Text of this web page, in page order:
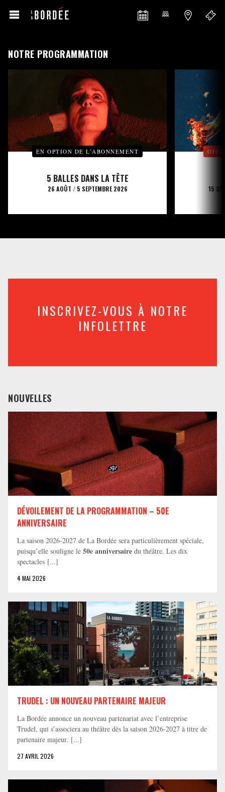
NOTRE PROGRAMMATION
EN OPTION DE L’ABONNEMENT
5 BALLES DANS LA TÊTE
26 AOÛT /5 SEPTEMBRE 2026 15
INSCRIVEZ-VOUS À NOTRE
INFOLETTRE
NOUVELLES
DÉVOILEMENT DE LA PROGRAMMATION – 50E
ANNIVERSAIRE
La saison 2026-2027 de La Bordée sera particulièrement spéciale,
puisqu’elle souligne le 50e anniversaire du théâtre. Les dix
spectacles [...]
4 MAI 2026
TRUDEL : UN NOUVEAU PARTENAIRE MAJEUR
La Bordée annonce un nouveau partenariat avec l’entreprise
Trudel, qui s’associera au théâtre dès la saison 2026-2027 à titre de
partenaire majeur. [...]
27 AVRIL 2026